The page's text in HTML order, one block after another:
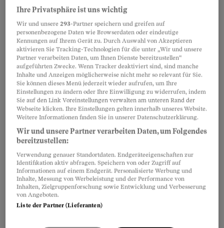
Beweislage habe nicht ausgereicht. Der Richter
hatte weder Zeugen befragt noch ein Gutachten
über den Zustand der Tiere eingeholt. Derartige
Schlampereien sind vielerorts Alltag. «In
laufenden Strafverfahren geraten Tiere schnell
unter die Räder», sagt Birgitta Rebsamen,
Sprecherin des Schweizer Tierschutzes.
Partnerinhalte
Ihre Privatsphäre ist uns wichtig
Wir und unsere293-Partner speichern und greifen auf
personenbezogene Daten wie Browserdaten oder eindeutige
Kennungen auf Ihrem Gerät zu. Durch Auswahl von Akzeptieren
aktivieren Sie Tracking-Technologien für die unter „Wir und unsere
Partner verarbeiten Daten, um Ihnen Dienste bereitzustellen“
aufgeführten Zwecke. Wenn Tracker deaktiviert sind, sind manche
Inhalte und Anzeigen möglicherweise nicht mehr so relevant für Sie.
Sie können dieses Menü jederzeit wieder aufrufen, um Ihre
Einstellungen zu ändern oder Ihre Einwilligung zu widerrufen, indem
Sie auf den Link Voreinstellungen verwalten am unteren Rand der
Webseite klicken. Ihre Einstellungen gelten innerhalb unseres Website.
Weitere Informationen finden Sie in unserer Datenschutzerklärung.
Wir und unsere Partner verarbeiten Daten, um Folgendes
bereitzustellen:
Verwendung genauer Standortdaten. Endgeräteeigenschaften zur
Identifikation aktiv abfragen. Speichern von oder Zugriff auf
Informationen auf einem Endgerät. Personalisierte Werbung und
Inhalte, Messung von Werbeleistung und der Performance von
Inhalten, Zielgruppenforschung sowie Entwicklung und Verbesserung
von Angeboten.
Liste der Partner (Lieferanten)